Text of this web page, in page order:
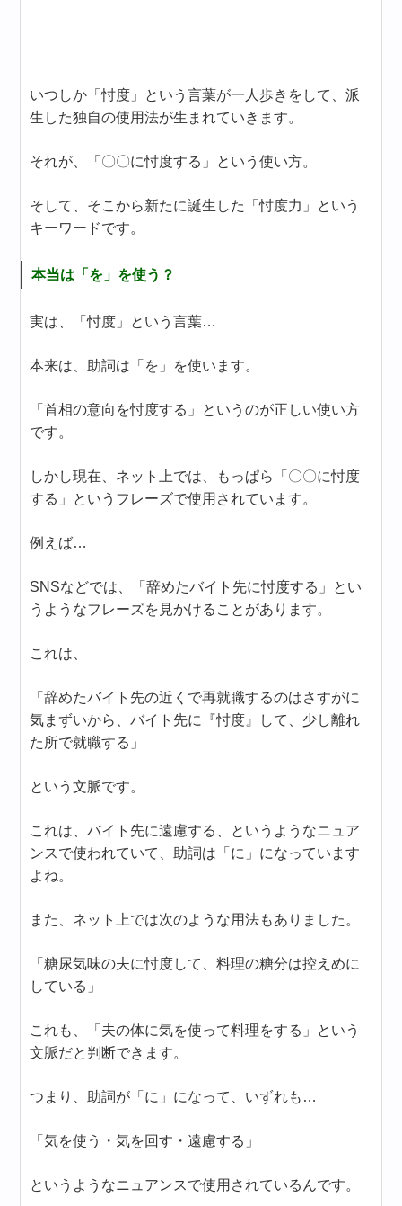
いつしか「忖度」という言葉が一人歩きをして、派
生した独自の使用法が生まれていきます。
それが、「〇〇に忖度する」という使い方。
そして、そこから新たに誕生した「忖度力」という
キーワードです。
本当は「を」を使う？
実は、「忖度」という言葉…
本来は、助詞は「を」を使います。
「首相の意向を忖度する」というのが正しい使い方
です。
しかし現在、ネット上では、もっぱら「〇〇に忖度
する」というフレーズで使用されています。
例えば…
SNSなどでは、「辞めたバイト先に忖度する」とい
うようなフレーズを見かけることがあります。
これは、
「辞めたバイト先の近くで再就職するのはさすがに
気まずいから、バイト先に『忖度』して、少し離れ
た所で就職する」
という文脈です。
これは、バイト先に遠慮する、というようなニュア
ンスで使われていて、助詞は「に」になっています
よね。
また、ネット上では次のような用法もありました。
「糖尿気味の夫に忖度して、料理の糖分は控えめに
している」
これも、「夫の体に気を使って料理をする」という
文脈だと判断できます。
つまり、助詞が「に」になって、いずれも…
「気を使う・気を回す・遠慮する」
というようなニュアンスで使用されているんです。